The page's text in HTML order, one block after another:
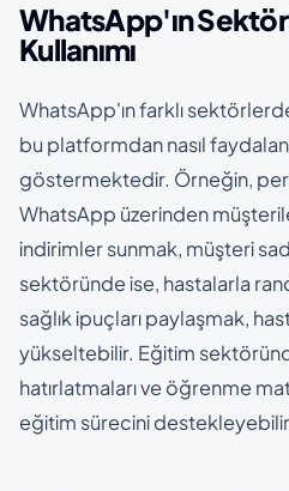
WhatsApp'ın
Kullanımı
WhatsApp'ın farklı
bu platformdan nasıl
göstermektedir. Örneğin,
WhatsApp üzerinden
indirimler sunmak, müşteri
sektöründe ise, hastalarla
sağlık ipuçları paylaşmak,
yükseltebilir. Eğitim
hatırlatmaları ve öğrenme
eğitim sürecini